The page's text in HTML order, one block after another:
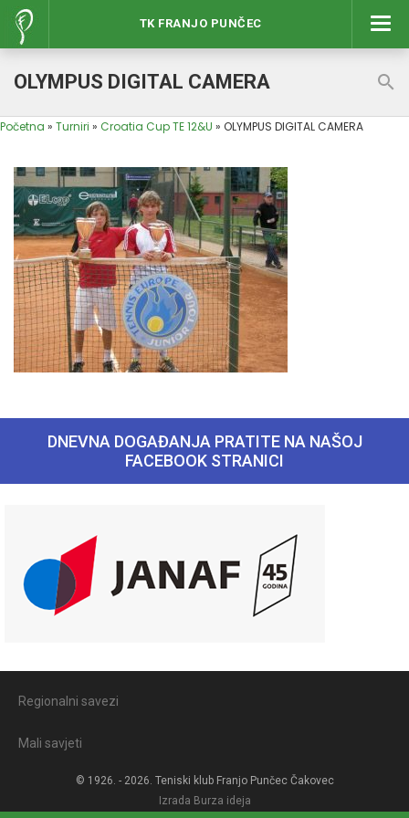
TK FRANJO PUNČEC
OLYMPUS DIGITAL CAMERA
Početna » Turniri » Croatia Cup TE 12&U » OLYMPUS DIGITAL CAMERA
DNEVNA DOGAĐANJA PRATITE NA NAŠOJ
FACEBOOK STRANICI
Regionalni savezi
Mali savjeti
© 1926. - 2026. Teniski klub Franjo Punčec Čakovec
Izrada Burza ideja